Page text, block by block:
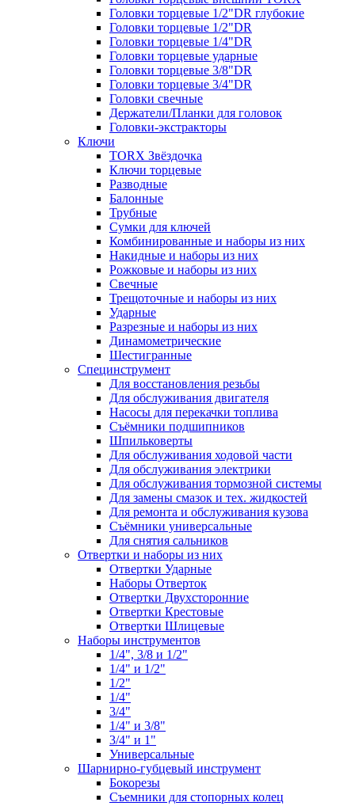
Головки торцевые 1/2"DR глубокие
Головки торцевые 1/2"DR
Головки торцевые 1/4"DR
Головки торцевые ударные
Головки торцевые 3/8"DR
Головки торцевые 3/4"DR
Головки свечные
Держатели/Планки для головок
Головки-экстракторы
Ключи
TORX Звёздочка
Ключи торцевые
Разводные
Балонные
Трубные
Сумки для ключей
Комбинированные и наборы из них
Накидные и наборы из них
Рожковые и наборы из них
Свечные
Трещоточные и наборы из них
Ударные
Разрезные и наборы из них
Динамометрические
Шестигранные
Специнструмент
Для восстановления резьбы
Для обслуживания двигателя
Насосы для перекачки топлива
Съёмники подшипников
Шпильковерты
Для обслуживания ходовой части
Для обслуживания электрики
Для обслуживания тормозной системы
Для замены смазок и тех. жидкостей
Для ремонта и обслуживания кузова
Съёмники универсальные
Для снятия сальников
Отвертки и наборы из них
Отвертки Ударные
Наборы Отверток
Отвертки Двухсторонние
Отвертки Крестовые
Отвертки Шлицевые
Наборы инструментов
1/4", 3/8 и 1/2"
1/4" и 1/2"
1/2"
1/4"
3/4"
1/4" и 3/8"
3/4" и 1"
Универсальные
Шарнирно-губцевый инструмент
Бокорезы
Съемники для стопорных колец